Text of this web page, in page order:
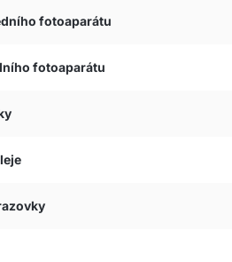
fotoaparátu
fotoaparátu